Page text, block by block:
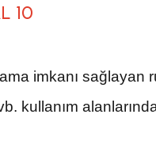
10
imkanı sağlayan
kullanım